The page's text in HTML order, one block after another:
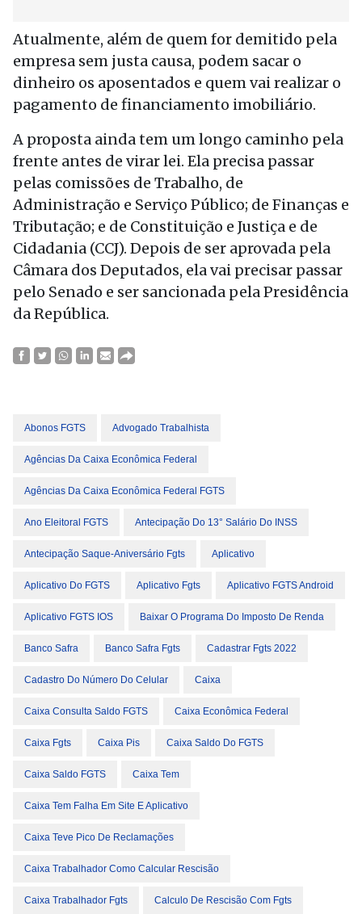
Atualmente, além de quem for demitido pela
empresa sem justa causa, podem sacar o
dinheiro os aposentados e quem vai realizar o
pagamento de financiamento imobiliário.
A proposta ainda tem um longo caminho pela
frente antes de virar lei. Ela precisa passar
pelas comissões de Trabalho, de
Administração e Serviço Público; de Finanças e
Tributação; e de Constituição e Justiça e de
Cidadania (CCJ). Depois de ser aprovada pela
Câmara dos Deputados, ela vai precisar passar
pelo Senado e ser sancionada pela Presidência
da República.
Abonos FGTS Advogado Trabalhista
Agências Da Caixa Econômica Federal
Agências Da Caixa Econômica Federal FGTS
Ano Eleitoral FGTS Antecipação Do 13° Salário Do INSS
Antecipação Saque-Aniversário Fgts Aplicativo
Aplicativo Do FGTS Aplicativo Fgts Aplicativo FGTS Android
Aplicativo FGTS IOS Baixar O Programa Do Imposto De Renda
Banco Safra Banco Safra Fgts Cadastrar Fgts 2022
Cadastro Do Número Do Celular Caixa
Caixa Consulta Saldo FGTS Caixa Econômica Federal
Caixa Fgts Caixa Pis Caixa Saldo Do FGTS
Caixa Saldo FGTS Caixa Tem
Caixa Tem Falha Em Site E Aplicativo
Caixa Teve Pico De Reclamações
Caixa Trabalhador Como Calcular Rescisão
Caixa Trabalhador Fgts Calculo De Rescisão Com Fgts